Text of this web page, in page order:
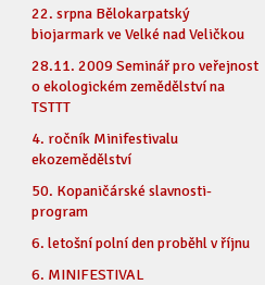
22. srpna Bělokarpatský
biojarmark ve Velké nad Veličkou
28.11. 2009 Seminář pro veřejnost
o ekologickém zemědělství na
TSTTT
4. ročník Minifestivalu
ekozemědělství
50. Kopaničárské slavnosti-
program
6. letošní polní den proběhl v říjnu
6. MINIFESTIVAL